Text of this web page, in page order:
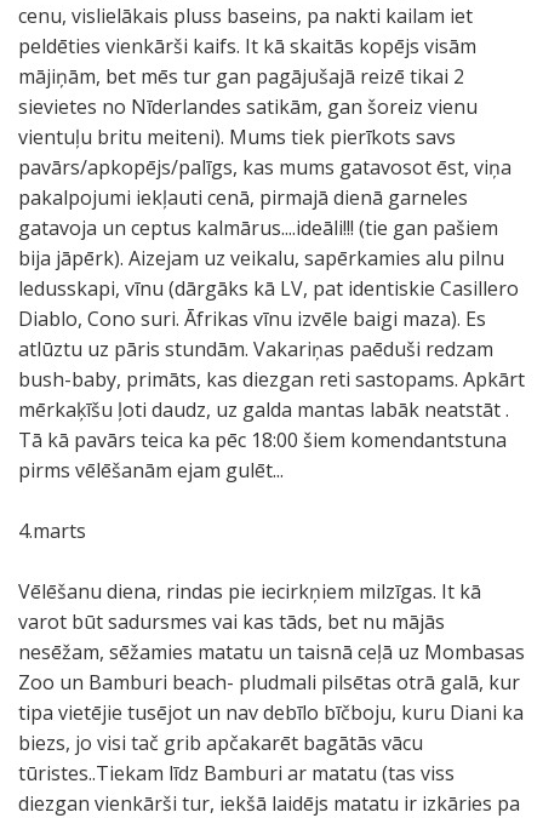
cenu, vislielākais pluss baseins, pa nakti kailam iet
peldēties vienkārši kaifs. It kā skaitās kopējs visām
mājiņām, bet mēs tur gan pagājušajā reizē tikai 2
sievietes no Nīderlandes satikām, gan šoreiz vienu
vientuļu britu meiteni). Mums tiek pierīkots savs
pavārs/apkopējs/palīgs, kas mums gatavosot ēst, viņa
pakalpojumi iekļauti cenā, pirmajā dienā garneles
gatavoja un ceptus kalmārus....ideāli!!! (tie gan pašiem
bija jāpērk). Aizejam uz veikalu, sapērkamies alu pilnu
ledusskapi, vīnu (dārgāks kā LV, pat identiskie Casillero
Diablo, Cono suri. Āfrikas vīnu izvēle baigi maza). Es
atlūztu uz pāris stundām. Vakariņas paēduši redzam
bush-baby, primāts, kas diezgan reti sastopams. Apkārt
mērkaķīšu ļoti daudz, uz galda mantas labāk neatstāt .
Tā kā pavārs teica ka pēc 18:00 šiem komendantstuna
pirms vēlēšanām ejam gulēt...
4.marts
Vēlēšanu diena, rindas pie iecirkņiem milzīgas. It kā
varot būt sadursmes vai kas tāds, bet nu mājās
nesēžam, sēžamies matatu un taisnā ceļā uz Mombasas
Zoo un Bamburi beach- pludmali pilsētas otrā galā, kur
tipa vietējie tusējot un nav debīlo bīčboju, kuru Diani ka
biezs, jo visi tač grib apčakarēt bagātās vācu
tūristes..Tiekam līdz Bamburi ar matatu (tas viss
diezgan vienkārši tur, iekšā laidējs matatu ir izkāries pa